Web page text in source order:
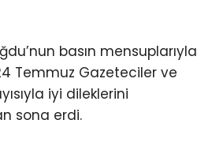
basın mensuplarıyla
Temmuz Gazeteciler ve
iyi dileklerini
sona erdi.